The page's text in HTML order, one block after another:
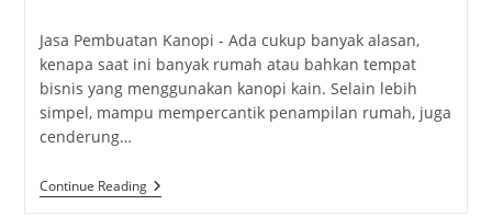
Jasa Pembuatan Kanopi - Ada cukup banyak alasan,
kenapa saat ini banyak rumah atau bahkan tempat
bisnis yang menggunakan kanopi kain. Selain lebih
simpel, mampu mempercantik penampilan rumah, juga
cenderung…
Continue ReadingJasa
Pembuatan